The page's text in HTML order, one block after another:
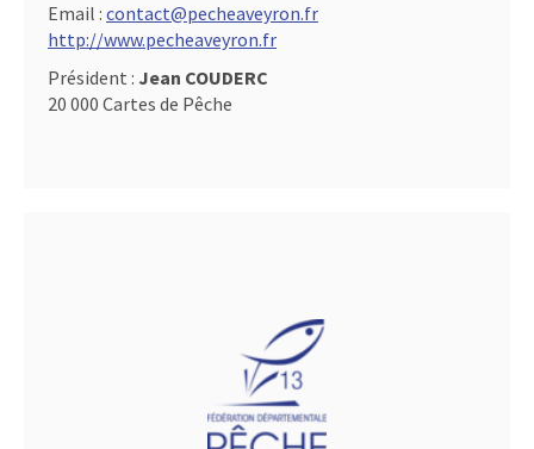
Email : contact@pecheaveyron.fr
http://www.pecheaveyron.fr
Président : Jean COUDERC
20 000 Cartes de Pêche